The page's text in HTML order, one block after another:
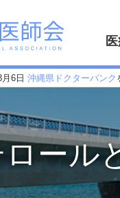
6日 沖縄県ドクターバンク
ール